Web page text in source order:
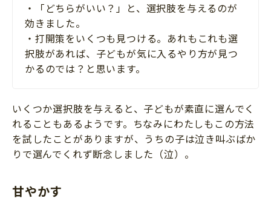
・「どちらがいい？」と、選択肢を与えるのが
効きました。
・打開策をいくつも見つける。あれもこれも選
択肢があれば、子どもが気に入るやり方が見つ
かるのでは？と思います。
いくつか選択肢を与えると、子どもが素直に選んでく
れることもあるようです。ちなみにわたしもこの方法
を試したことがありますが、うちの子は泣き叫ぶばか
りで選んでくれず断念しました（泣）。
甘やかす